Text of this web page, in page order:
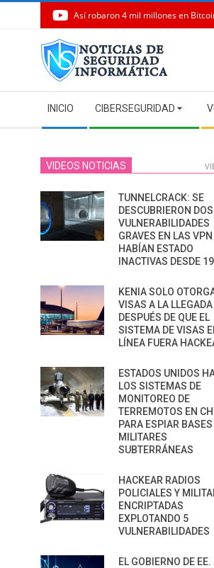
Así robaron 4 mil millones en
Navigation
Menu
INICIO CIBERSEGURIDAD
VIDEOS NOTICIAS
TUNNELCRACK: SE
DESCUBRIERON DOS
VULNERABILIDADES
GRAVES EN LAS VPN
HABÍAN ESTADO
INACTIVAS DESDE
KENIA SOLO
VISAS A LA LLEGADA
DESPUÉS DE QUE EL
SISTEMA DE VISAS
LÍNEA FUERA
ESTADOS UNIDOS
LOS SISTEMAS DE
MONITOREO DE
TERREMOTOS EN
PARA ESPIAR BASES
MILITARES
SUBTERRÁNEAS
HACKEAR RADIOS
POLICIALES Y
ENCRIPTADAS
EXPLOTANDO 5
VULNERABILIDADES
EL GOBIERNO DE EE.